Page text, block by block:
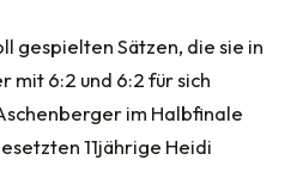
gespielten Sätzen, die sie in
mit 6:2 und 6:2 für sich
im Halbfinale
11jährige Heidi